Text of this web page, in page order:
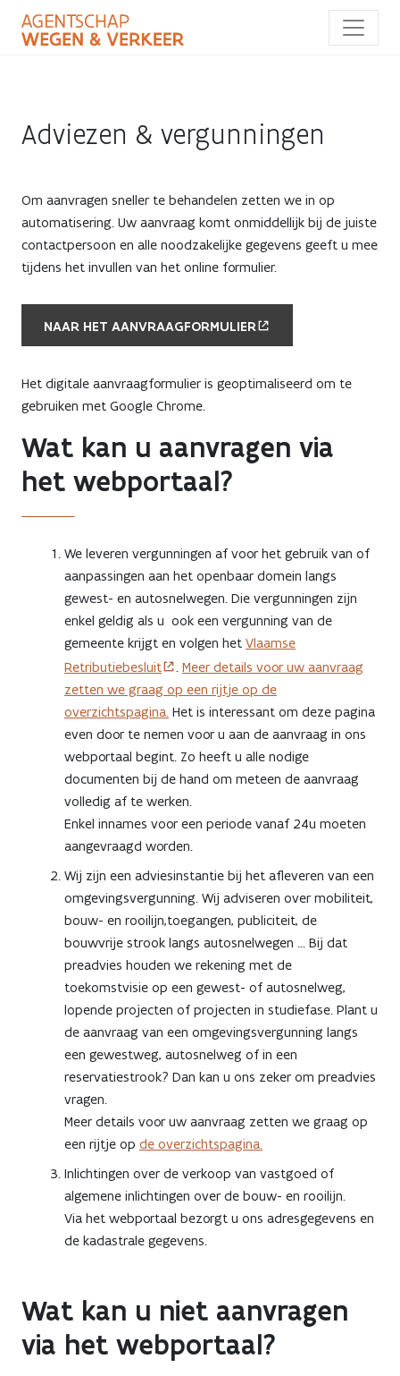
naar
Adviezen & vergunningen
Om aanvragen sneller te behandelen zetten we in op
automatisering. Uw aanvraag komt onmiddellijk bij de juiste
contactpersoon en alle noodzakelijke gegevens geeft u mee
tijdens het invullen van het online formulier.
NAAR HET AANVRAAGFORMULIER
Het digitale aanvraagformulier is geoptimaliseerd om te
gebruiken met Google Chrome.
Wat kan u aanvragen via
het webportaal?
We leveren vergunningen af voor het gebruik van of
aanpassingen aan het openbaar domein langs
gewest- en autosnelwegen. Die vergunningen zijn
enkel geldig als u ook een vergunning van de
gemeente krijgt en volgen het Vlaamse
Retributiebesluit
. Meer details voor uw aanvraag
zetten we graag op een rijtje op de
overzichtspagina. Het is interessant om deze pagina
even door te nemen voor u aan de aanvraag in ons
webportaal begint. Zo heeft u alle nodige
documenten bij de hand om meteen de aanvraag
volledig af te werken.
Enkel innames voor een periode vanaf 24u moeten
aangevraagd worden.
Wij zijn een adviesinstantie bij het afleveren van een
omgevingsvergunning. Wij adviseren over mobiliteit,
bouw- en rooilijn,toegangen, publiciteit, de
bouwvrije strook langs autosnelwegen ... Bij dat
preadvies houden we rekening met de
toekomstvisie op een gewest- of autosnelweg,
lopende projecten of projecten in studiefase. Plant u
de aanvraag van een omgevingsvergunning langs
een gewestweg, autosnelweg of in een
reservatiestrook? Dan kan u ons zeker om preadvies
vragen.
Meer details voor uw aanvraag zetten we graag op
een rijtje op de overzichtspagina.
Inlichtingen over de verkoop van vastgoed of
algemene inlichtingen over de bouw- en rooilijn.
Via het webportaal bezorgt u ons adresgegevens en
de kadastrale gegevens.
Wat kan u niet aanvragen
via het webportaal?